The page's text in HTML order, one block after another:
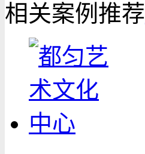
相关案例推荐